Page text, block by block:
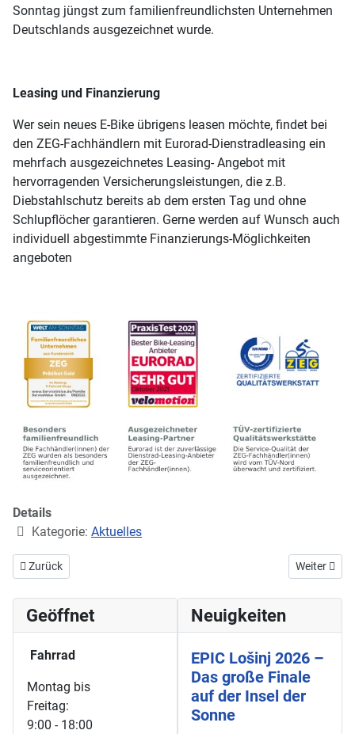
Sonntag jüngst zum familienfreundlichsten Unternehmen
Deutschlands ausgezeichnet wurde.
Leasing und Finanzierung
Wer sein neues E-Bike übrigens leasen möchte, findet bei
den ZEG-Fachhändlern mit Eurorad-Dienstradleasing ein
mehrfach ausgezeichnetes Leasing- Angebot mit
hervorragenden Versicherungsleistungen, die z.B.
Diebstahlschutz bereits ab dem ersten Tag und ohne
Schlupflöcher garantieren. Gerne werden auf Wunsch auch
individuell abgestimmte Finanzierungs-Möglichkeiten
angeboten
Details
Kategorie: Aktuelles
Vorheriger Beitrag: Frankfurter Weg Fest 2023 - wieder mit tollen
Zurück Nächster
Weiter
Geöffnet
Fahrrad
Montag bis
Freitag:
9:00 - 18:00
Neuigkeiten
EPIC Lošinj 2026 –
Das große Finale
auf der Insel der
Sonne